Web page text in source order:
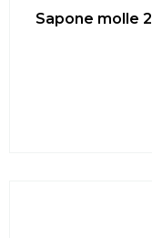
Sapone molle